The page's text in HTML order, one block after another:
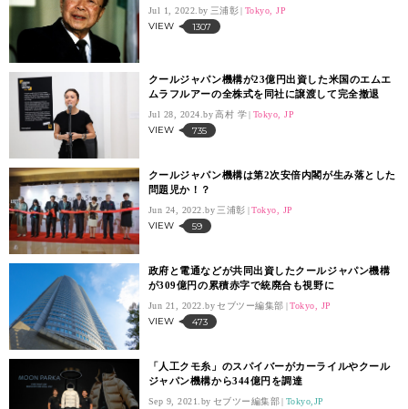
Jul 1, 2022. 三浦彰 Tokyo, JP
VIEW 1307
クールジャパン機構が23億円出資した米国のエムエ
ムラフルアーの全株式を同社に譲渡して完全撤退
Jul 28, 2024. 高村 学 Tokyo, JP
VIEW 735
クールジャパン機構は第2次安倍内閣が生み落とした
問題児か！？
Jun 24, 2022. 三浦彰 Tokyo, JP
VIEW 59
政府と電通などが共同出資したクールジャパン機構
が309億円の累積赤字で統廃合も視野に
Jun 21, 2022. セブツー編集部 Tokyo, JP
VIEW 473
「人工クモ糸」のスパイバーがカーライルやクール
ジャパン機構から344億円を調達
Sep 9, 2021. セブツー編集部 Tokyo,JP